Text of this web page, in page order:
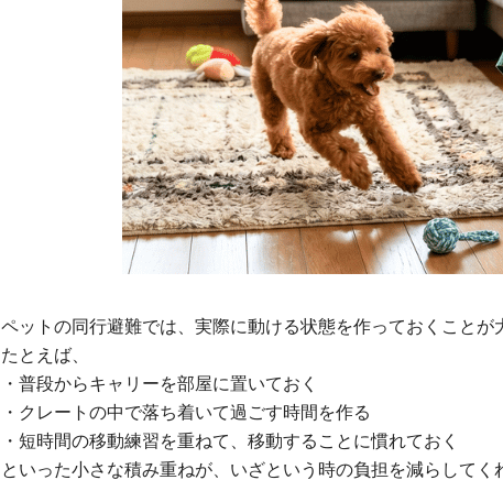
ペットの同行避難では、実際に動ける状態を作っておくことが
たとえば、
・普段からキャリーを部屋に置いておく
・クレートの中で落ち着いて過ごす時間を作る
・短時間の移動練習を重ねて、移動することに慣れておく
といった小さな積み重ねが、いざという時の負担を減らしてく